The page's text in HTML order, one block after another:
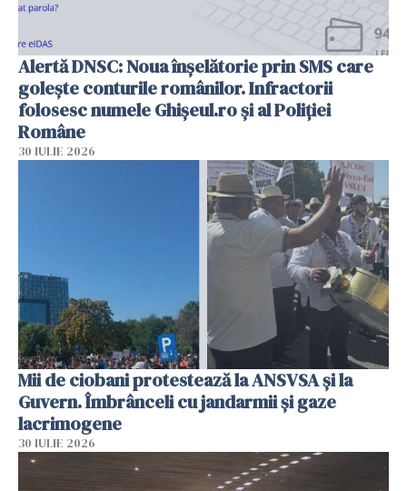
Alertă DNSC: Noua înșelătorie prin SMS care
golește conturile românilor. Infractorii
folosesc numele Ghișeul.ro și al Poliției
Române
30 IULIE 2026
Mii de ciobani protestează la ANSVSA și la
Guvern. Îmbrânceli cu jandarmii și gaze
lacrimogene
30 IULIE 2026